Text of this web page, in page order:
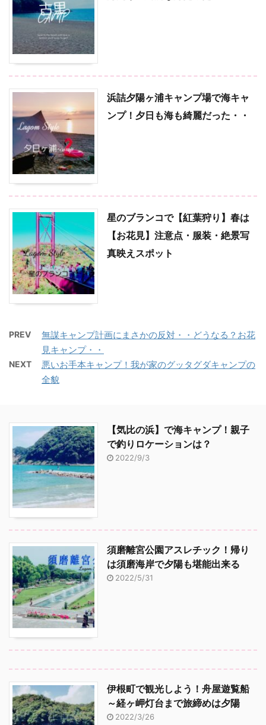
浜詰夕陽ヶ浦キャンプ場で海キャ
ンプ！夕日も海も綺麗だった・・
星のブランコで【紅葉狩り】春は
【お花見】注意点・服装・絶景写
真映えスポット
PREV
無謀キャンプ計画にまさかの反対・・どうなる？お花
見キャンプ・・
NEXT
悪いお手本キャンプ！我が家のグッタグダキャンプの
全貌
【気比の浜】で海キャンプ！親子
で釣りロケーションは？
2022/9/3
須磨離宮公園アスレチック！帰り
は須磨海岸で夕陽も堪能出来る
2022/5/31
伊根町で観光しよう！舟屋遊覧船
～経ヶ岬灯台まで旅締めは夕陽
2022/3/26